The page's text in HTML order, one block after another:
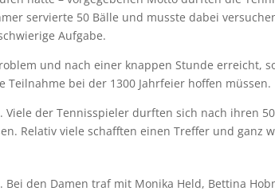
servierte 50 Bälle und musste dabei
Aufgabe.
und nach einer knappen Stunde erreicht,
bei der 1300 Jahrfeier hoffen müssen.
der Tennisspieler durften sich nach ihren
Relativ viele schafften einen Treffer und ganz
den Damen traf mit Monika Held, Bettina